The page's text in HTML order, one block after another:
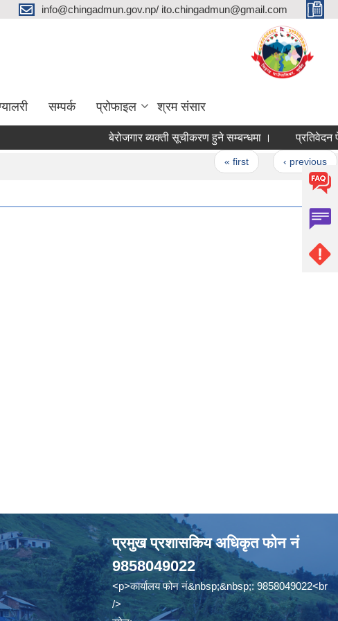
info@chingadmun.gov.np/ ito.chingadmun@gmail.com
सम्पर्क प्रोफाइल श्रम संसार
बेरोजगार ब्यक्ती सूचीकरण हुने सम्बन्धमा । प्रतिवेदन पेश
« first ‹ previous
प्रमुख प्रशासकिय अधिकृत फोन नं
9858049022
<p>कार्यालय फोन नं&nbsp;&nbsp;: 9858049022<br
/>